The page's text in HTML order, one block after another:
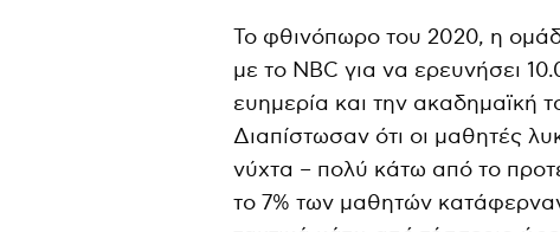
Το φθινόπωρο του 2020, η
με το NBC για να ερευνήσει
ευημερία και την ακαδημαϊκή
Διαπίστωσαν ότι οι μαθητές
νύχτα – πολύ κάτω από το
το 7% των μαθητών